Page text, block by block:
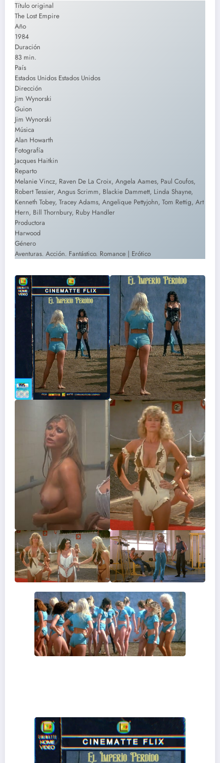
Título original
The Lost Empire
Año
1984
Duración
83 min.
País
Estados Unidos Estados Unidos
Dirección
Jim Wynorski
Guion
Jim Wynorski
Música
Alan Howarth
Fotografía
Jacques Haitkin
Reparto
Melanie Vincz, Raven De La Croix, Angela Aames, Paul Coufos,
Robert Tessier, Angus Scrimm, Blackie Dammett, Linda Shayne,
Kenneth Tobey, Tracey Adams, Angelique Pettyjohn, Tom Rettig, Art
Hern, Bill Thornbury, Ruby Handler
Productora
Harwood
Género
Aventuras. Acción. Fantástico. Romance | Erótico